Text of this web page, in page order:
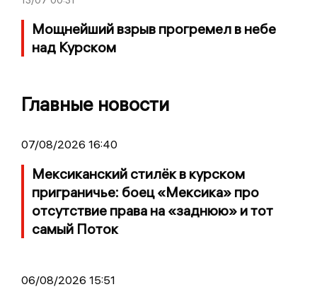
Мощнейший взрыв прогремел в небе
над Курском
Главные новости
07/08/2026 16:40
Мексиканский стилёк в курском
приграничье: боец «Мексика» про
отсутствие права на «заднюю» и тот
самый Поток
06/08/2026 15:51